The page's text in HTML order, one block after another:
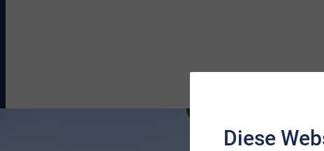
Diese